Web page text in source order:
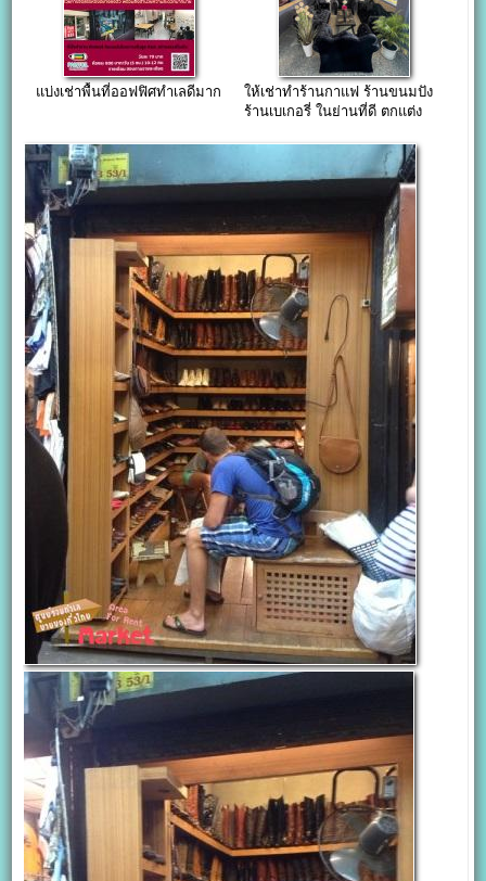
แบ่งเช่าพื้นที่ออฟฟิศทำเลดีมาก
ให้เช่าทำร้านกาแฟ ร้านขนมปัง
ร้านเบเกอรี่ ในย่านที่ดี ตกแต่ง